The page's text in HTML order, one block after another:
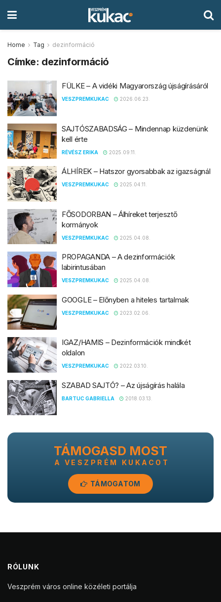
Home Tag dezinformáció
Címke: dezinformáció
FÜLKE – A vidéki Magyarország újságírásáról
VESZPREMKUKAC 2026.06.23.
SAJTÓSZABADSÁG – Mindennap küzdenünk
kell érte
RÉVÉSZ ERIKA 2025.09.11.
ÁLHÍREK – Hatszor gyorsabbak az igazságnál
VESZPREMKUKAC 2025.04.11.
FŐSODORBAN – Álhíreket terjesztő
kormányok
VESZPREMKUKAC 2025.04.08.
PROPAGANDA – A dezinformációk
labirintusában
VESZPREMKUKAC 2025.04.08.
GOOGLE – Előnyben a hiteles tartalmak
VESZPREMKUKAC 2023.02.06.
IGAZ/HAMIS – Dezinformációk mindkét
oldalon
VESZPREMKUKAC 2022.03.10.
SZABAD SAJTÓ? – Az újságírás halála
BARTUC GABRIELLA 2018.03.13.
TÁMOGASD MOST
A VESZPRÉM KUKACOT
TÁMOGATOM
RÓLUNK
Veszprém város online közéleti portálja